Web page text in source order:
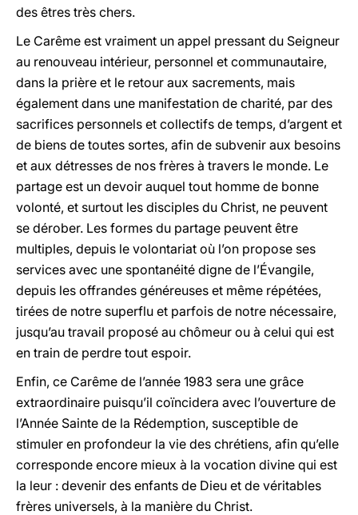
des êtres très chers.
Le Carême est vraiment un appel pressant du Seigneur
au renouveau intérieur, personnel et communautaire,
dans la prière et le retour aux sacrements, mais
également dans une manifestation de charité, par des
sacrifices personnels et collectifs de temps, d’argent et
de biens de toutes sortes, afin de subvenir aux besoins
et aux détresses de nos frères à travers le monde. Le
partage est un devoir auquel tout homme de bonne
volonté, et surtout les disciples du Christ, ne peuvent
se dérober. Les formes du partage peuvent être
multiples, depuis le volontariat où l’on propose ses
services avec une spontanéité digne de l’Évangile,
depuis les offrandes généreuses et même répétées,
tirées de notre superflu et parfois de notre nécessaire,
jusqu’au travail proposé au chômeur ou à celui qui est
en train de perdre tout espoir.
Enfin, ce Carême de l’année 1983 sera une grâce
extraordinaire puisqu’il coïncidera avec l’ouverture de
l’Année Sainte de la Rédemption, susceptible de
stimuler en profondeur la vie des chrétiens, afin qu’elle
corresponde encore mieux à la vocation divine qui est
la leur : devenir des enfants de Dieu et de véritables
frères universels, à la manière du Christ.